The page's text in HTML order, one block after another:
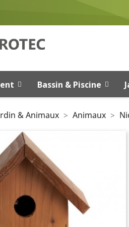
Bassin & Piscine
& Animaux Animaux